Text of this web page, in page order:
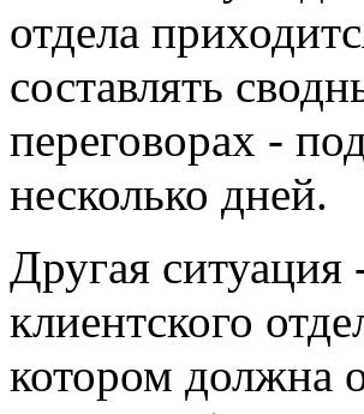
отдела
составлять
переговорах -
несколько дней.
Другая ситуация
клиентского
котором должна